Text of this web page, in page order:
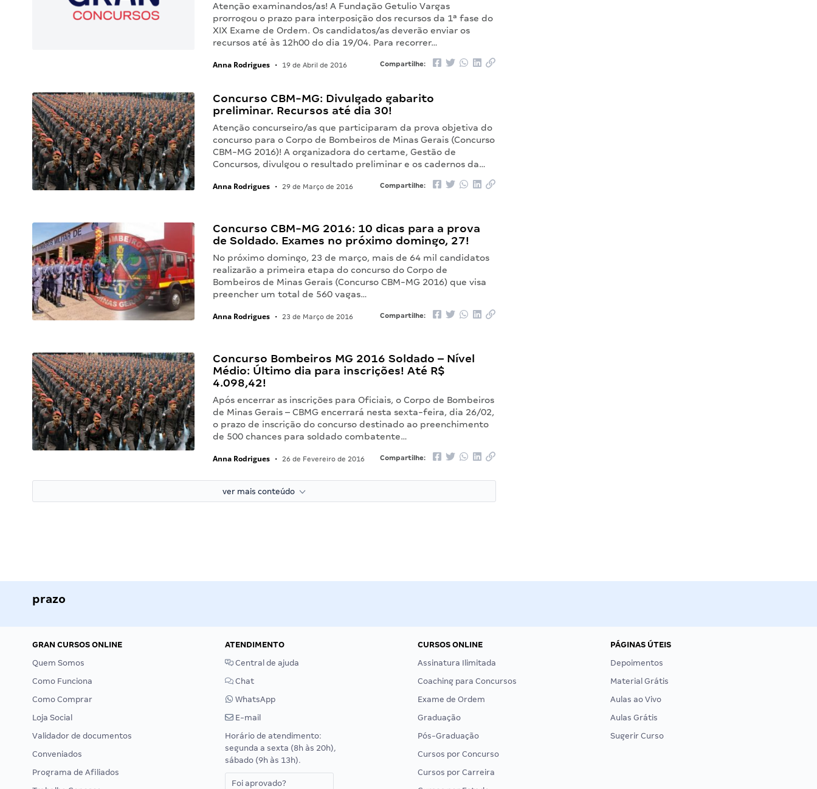
Atenção examinandos/as! A Fundação Getulio Vargas
prorrogou o prazo para interposição dos recursos da 1ª fase do
XIX Exame de Ordem. Os candidatos/as deverão enviar os
recursos até às 12h00 do dia 19/04. Para recorrer…
Anna Rodrigues • 19 de Abril de 2016 Compartilhe:
Concurso CBM-MG: Divulgado gabarito
preliminar. Recursos até dia 30!
Atenção concurseiro/as que participaram da prova objetiva do
concurso para o Corpo de Bombeiros de Minas Gerais (Concurso
CBM-MG 2016)! A organizadora do certame, Gestão de
Concursos, divulgou o resultado preliminar e os cadernos da…
Anna Rodrigues • 29 de Março de 2016 Compartilhe:
Concurso CBM-MG 2016: 10 dicas para a prova
de Soldado. Exames no próximo domingo, 27!
No próximo domingo, 23 de março, mais de 64 mil candidatos
realizarão a primeira etapa do concurso do Corpo de
Bombeiros de Minas Gerais (Concurso CBM-MG 2016) que visa
preencher um total de 560 vagas…
Anna Rodrigues • 23 de Março de 2016 Compartilhe:
Concurso Bombeiros MG 2016 Soldado – Nível
Médio: Último dia para inscrições! Até R$
4.098,42!
Após encerrar as inscrições para Oficiais, o Corpo de Bombeiros
de Minas Gerais – CBMG encerrará nesta sexta-feira, dia 26/02,
o prazo de inscrição do concurso destinado ao preenchimento
de 500 chances para soldado combatente…
Anna Rodrigues • 26 de Fevereiro de 2016 Compartilhe:
ver mais conteúdo
prazo
GRAN CURSOS ONLINE
Quem Somos
Como Funciona
Como Comprar
Loja Social
Validador de documentos
Conveniados
Programa de Afiliados
ATENDIMENTO
Central de ajuda
Chat
WhatsApp
E-mail
Horário de atendimento:
segunda a sexta (8h às 20h),
sábado (9h às 13h).
Foi aprovado?
CURSOS ONLINE
Assinatura Ilimitada
Coaching para Concursos
Exame de Ordem
Graduação
Pós-Graduação
Cursos por Concurso
Cursos por Carreira
PÁGINAS ÚTEIS
Depoimentos
Material Grátis
Aulas ao Vivo
Aulas Grátis
Sugerir Curso